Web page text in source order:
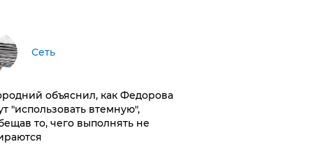
Сеть
объяснил, как Федорова
"использовать втемную",
то, чего выполнять не